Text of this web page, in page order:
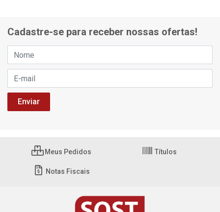
Cadastre-se para receber nossas ofertas!
Meus Pedidos Títulos
Notas Fiscais